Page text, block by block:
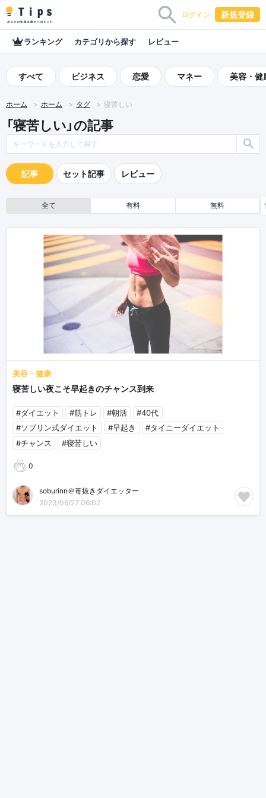
ログイン 新規登録
ランキング カテゴリから探す レビュー
すべて ビジネス 恋愛 マネー 美容・健
ホーム ホーム タグ 寝苦しい
「寝苦しい」の記事
記事 セット記事 レビュー
全て 有料 無料
美容・健康
寝苦しい夜こそ早起きのチャンス到来
#ダイエット #筋トレ #朝活
#40代
#ソブリン式ダイエット
#早起き
#タイニーダイエット
#チャンス
#寝苦しい
0
soburinn＠毒抜きダイエッター
2023/06/27 06:02